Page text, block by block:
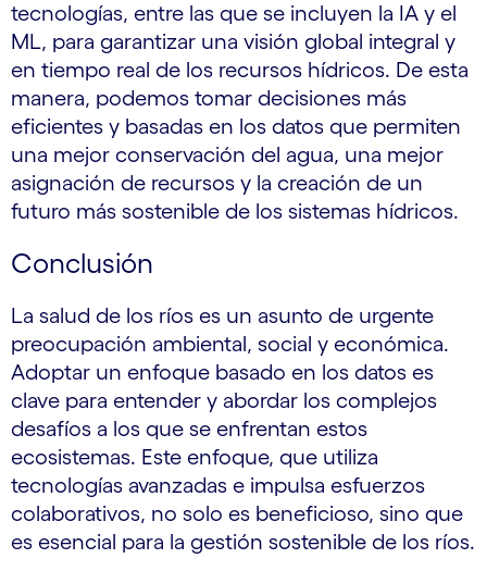
tecnologías, entre las que se incluyen la IA y el
ML, para garantizar una visión global integral y
en tiempo real de los recursos hídricos. De esta
manera, podemos tomar decisiones más
eficientes y basadas en los datos que permiten
una mejor conservación del agua, una mejor
asignación de recursos y la creación de un
futuro más sostenible de los sistemas hídricos.
Conclusión
La salud de los ríos es un asunto de urgente
preocupación ambiental, social y económica.
Adoptar un enfoque basado en los datos es
clave para entender y abordar los complejos
desafíos a los que se enfrentan estos
ecosistemas. Este enfoque, que utiliza
tecnologías avanzadas e impulsa esfuerzos
colaborativos, no solo es beneficioso, sino que
es esencial para la gestión sostenible de los ríos.